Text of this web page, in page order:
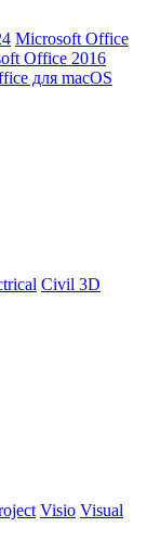
Microsoft Office
Office 2016
для macOS
Civil 3D
Visio Visual